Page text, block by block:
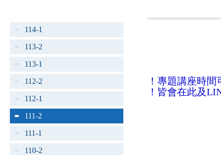
114-1
113-2
113-1
112-2
112-1
111-2
111-1
110-2
！專題講座時
！皆會在此及